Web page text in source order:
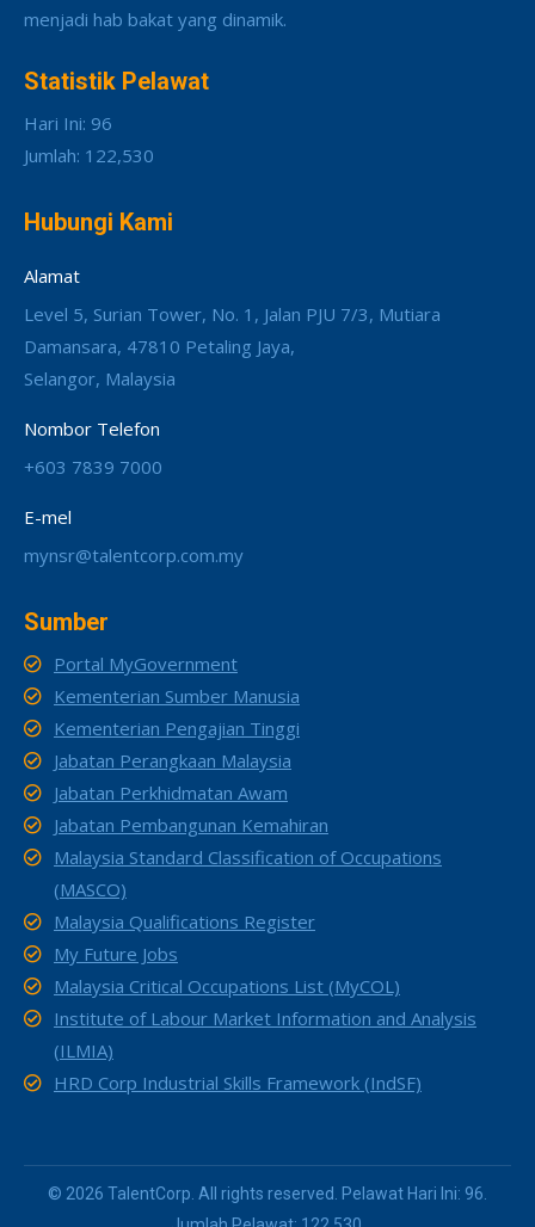
menjadi hab bakat yang dinamik.
Statistik Pelawat
Hari Ini: 96
Jumlah: 122,530
Hubungi Kami
Alamat
Level 5, Surian Tower, No. 1, Jalan PJU 7/3, Mutiara
Damansara, 47810 Petaling Jaya,
Selangor, Malaysia
Nombor Telefon
+603 7839 7000
E-mel
mynsr@talentcorp.com.my
Sumber
Portal MyGovernment
Kementerian Sumber Manusia
Kementerian Pengajian Tinggi
Jabatan Perangkaan Malaysia
Jabatan Perkhidmatan Awam
Jabatan Pembangunan Kemahiran
Malaysia Standard Classification of Occupations
(MASCO)
Malaysia Qualifications Register
My Future Jobs
Malaysia Critical Occupations List (MyCOL)
Institute of Labour Market Information and Analysis
(ILMIA)
HRD Corp Industrial Skills Framework (IndSF)
© 2026 TalentCorp. All rights reserved. Pelawat Hari Ini: 96.